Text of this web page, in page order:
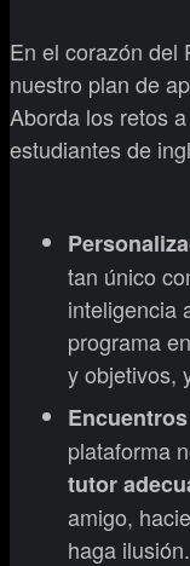
En el corazón del
nuestro plan de
Aborda los retos
estudiantes de
tan único
inteligencia
programa
y objetivos,
plataforma
tutor
amigo,
haga ilusión.